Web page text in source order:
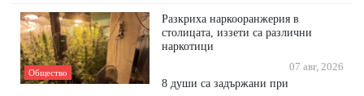
Общество
Разкриха наркооранжерия в
столицата, иззети са различни
наркотици
07 авг, 2026
8 души са задържани при